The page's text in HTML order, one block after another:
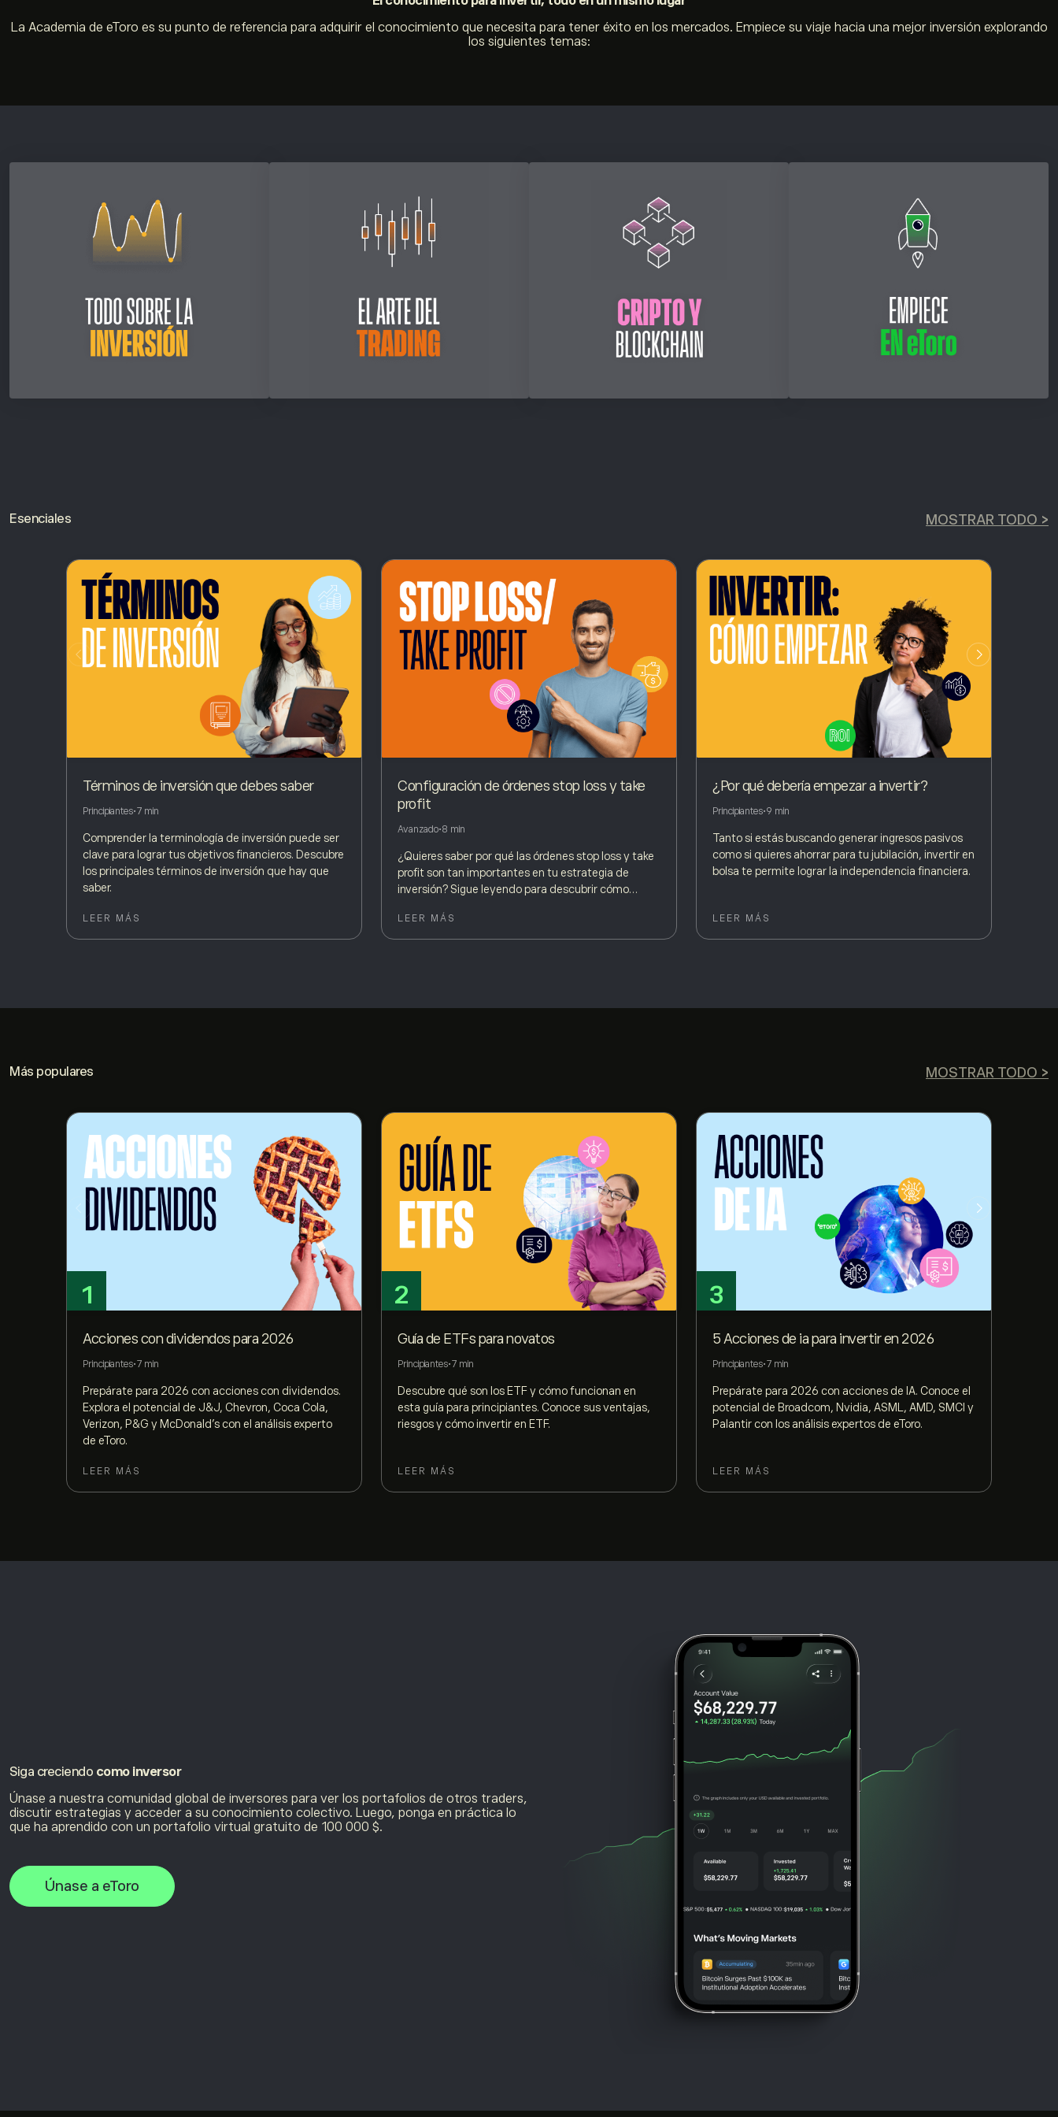
La Academia de eToro es su punto de referencia para adquirir el conocimiento que necesita para tener éxito en los mercados. Empiece su viaje hacia una mejor inversión explorando
los siguientes temas:
Esenciales MOSTRAR TODO >
Términos de inversión que debes saber
Principiantes•7 min
Comprender la terminología de inversión puede ser
clave para lograr tus objetivos financieros. Descubre
los principales términos de inversión que hay que
saber.
LEER MÁS
Configuración de órdenes stop loss y take
profit
Avanzado•8 min
¿Quieres saber por qué las órdenes stop loss y take
profit son tan importantes en tu estrategia de
inversión? Sigue leyendo para descubrir cómo
LEER MÁS
¿Por qué debería empezar a invertir?
Principiantes•9 min
Tanto si estás buscando generar ingresos pasivos
como si quieres ahorrar para tu jubilación, invertir en
bolsa te permite lograr la independencia financiera.
LEER MÁS
Más populares MOSTRAR TODO >
1
Acciones con dividendos para 2026
Principiantes•7 min
Prepárate para 2026 con acciones con dividendos.
Explora el potencial de J&J, Chevron, Coca Cola,
Verizon, P&G y McDonald’s con el análisis experto
de eToro.
LEER MÁS
2
Guía de ETFs para novatos
Principiantes•7 min
Descubre qué son los ETF y cómo funcionan en
esta guía para principiantes. Conoce sus ventajas,
riesgos y cómo invertir en ETF.
LEER MÁS
3
5 Acciones de ia para invertir en 2026
Principiantes•7 min
Prepárate para 2026 con acciones de IA. Conoce el
potencial de Broadcom, Nvidia, ASML, AMD, SMCI y
Palantir con los análisis expertos de eToro.
LEER MÁS
Siga creciendo como inversor
Únase a nuestra comunidad global de inversores para ver los portafolios de otros traders,
discutir estrategias y acceder a su conocimiento colectivo. Luego, ponga en práctica lo
que ha aprendido con un portafolio virtual gratuito de 100 000 $.
Únase a eToro